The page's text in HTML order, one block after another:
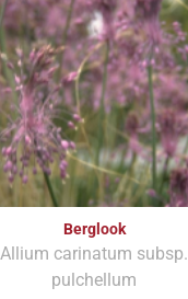
Berglook
Allium carinatum subsp.
pulchellum